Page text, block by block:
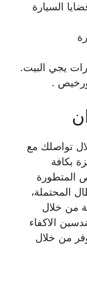
السيارة
يجي البيت.
.
تواصلك مع
بكافة
المتطورة
المحتملة،
من خلال
الاكفاء
من خلال